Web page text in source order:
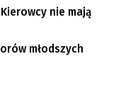
nie mają
młodszych